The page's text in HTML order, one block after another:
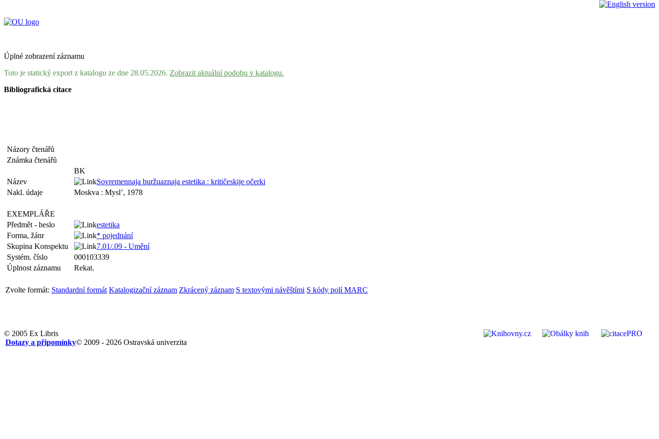
Úplné zobrazení záznamu
Toto je statický export z katalogu ze dne 28.05.2026. Zobrazit aktuální podobu v katalogu.
Bibliografická citace
Názory čtenářů
Známka čtenářů
BK
Název
Sovremennaja buržuaznaja estetika : kritičeskije očerki
Nakl. údaje
Moskva : Mysl’, 1978
EXEMPLÁŘE
Předmět - heslo
estetika
Forma, žánr
* pojednání
Skupina Konspektu
7.01/.09 - Umění
Systém. číslo
000103339
Úplnost záznamu
Rekat.
Zvolte formát: Standardní formát Katalogizační záznam Zkrácený záznam S textovými návěštími S kódy polí MARC
© 2005 Ex Libris
© 2009 - 2026 Ostravská univerzita
Dotazy a připomínky